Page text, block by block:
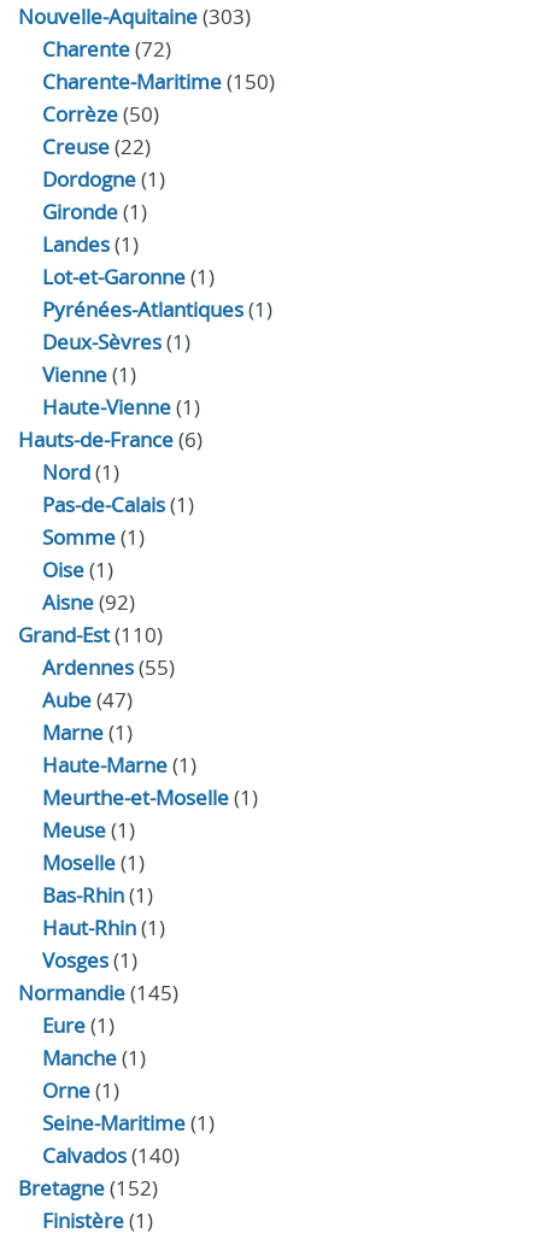
Nouvelle-Aquitaine(303)
Charente(72)
Charente-Maritime(150)
Corrèze(50)
Creuse(22)
Dordogne(1)
Gironde(1)
Landes(1)
Lot-et-Garonne(1)
Pyrénées-Atlantiques(1)
Deux-Sèvres(1)
Vienne(1)
Haute-Vienne(1)
Hauts-de-France(6)
Nord(1)
Pas-de-Calais(1)
Somme(1)
Oise(1)
Aisne(92)
Grand-Est(110)
Ardennes(55)
Aube(47)
Marne(1)
Haute-Marne(1)
Meurthe-et-Moselle(1)
Meuse(1)
Moselle(1)
Bas-Rhin(1)
Haut-Rhin(1)
Vosges(1)
Normandie(145)
Eure(1)
Manche(1)
Orne(1)
Seine-Maritime(1)
Calvados(140)
Bretagne(152)
Finistère(1)